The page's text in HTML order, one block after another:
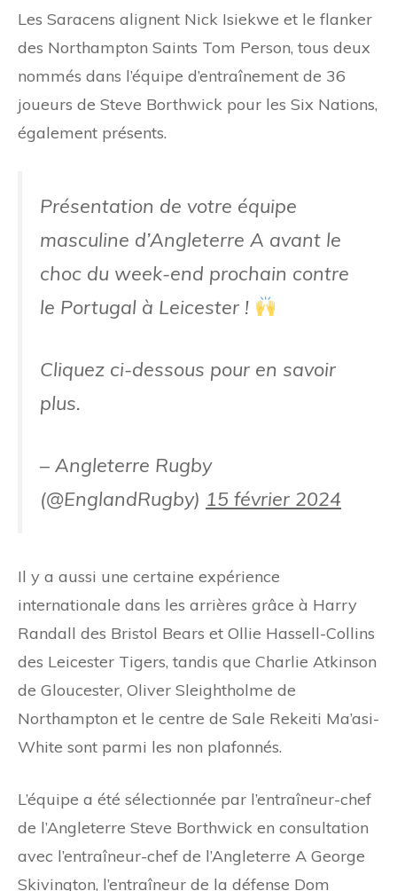
Les Saracens alignent Nick Isiekwe et le flanker
des Northampton Saints Tom Person, tous deux
nommés dans l’équipe d’entraînement de 36
joueurs de Steve Borthwick pour les Six Nations,
également présents.
Présentation de votre équipe
masculine d’Angleterre A avant le
choc du week-end prochain contre
le Portugal à Leicester !
Cliquez ci-dessous pour en savoir
plus.
– Angleterre Rugby
(@EnglandRugby) 15 février 2024
Il y a aussi une certaine expérience
internationale dans les arrières grâce à Harry
Randall des Bristol Bears et Ollie Hassell-Collins
des Leicester Tigers, tandis que Charlie Atkinson
de Gloucester, Oliver Sleightholme de
Northampton et le centre de Sale Rekeiti Ma’asi-
White sont parmi les non plafonnés.
L’équipe a été sélectionnée par l’entraîneur-chef
de l’Angleterre Steve Borthwick en consultation
avec l’entraîneur-chef de l’Angleterre A George
Skivington, l’entraîneur de la défense Dom